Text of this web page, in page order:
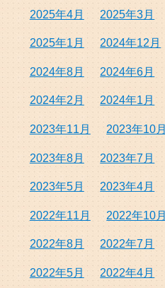
2025年4月 2025年3月
2025年1月 2024年12月
2024年8月 2024年6月
2024年2月 2024年1月
2023年11月 2023年10月
2023年8月 2023年7月
2023年5月 2023年4月
2022年11月 2022年10月
2022年8月 2022年7月
2022年5月 2022年4月